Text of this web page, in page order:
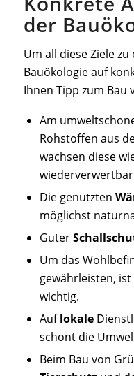
der
Um all diese Ziele
Bauökologie auf
Ihnen Tipp zum Bau
Am
Rohstoffen aus
wachsen diese
Die genutzten
möglichst
Guter
Um das
gewährleisten,
wichtig.
Auflokale
schont die
Beim Bau von